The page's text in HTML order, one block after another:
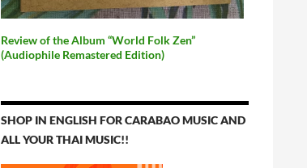
Review of the Album “World Folk Zen”
(Audiophile Remastered Edition)
SHOP IN ENGLISH FOR CARABAO MUSIC AND
ALL YOUR THAI MUSIC!!